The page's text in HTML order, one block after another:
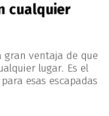
cualquier
gran ventaja de que
lugar. Es el
esas escapadas